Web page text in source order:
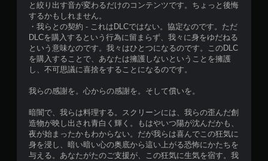
と絞り出す音が変わるだけのコンテンツです。ちょっと後悔
するかもしれません。
・我らとの契約 - これはDLCではない。協定なのです。ただ
DLCを購入するという行為に留まらず、我々に身をゆだねる
という意味なのです。我々はひとつになるのです。このDLC
を購入することで、あなたは擁護しないということを擁護
し、不可思議に喜捨をすることになるのです。
我らの感謝を。心からの感謝を。そして償いを。
暗闇で、我らは料理する。スクリーンには、我らの歪んだ創
造物が映し出され青白く輝く。もはやいつ陽が沈んだかも、
夜が始まったかもわからない。だが我らは喜んでこの狂気に
身を浸し、暗い暗い心の奥底から這い上がる恐怖にかたちを
与える。あなたがたのご支援が、この狂気に生気を宿す。我